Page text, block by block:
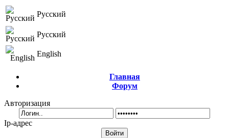
Русский
Русский
English
Главная
Форум
Авторизация
Ip-адрес